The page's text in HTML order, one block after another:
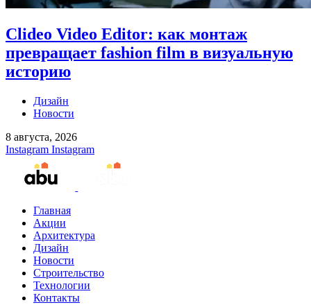
Clideo Video Editor: как монтаж
превращает fashion film в визуальную
историю
Дизайн
Новости
8 августа, 2026
Instagram Instagram
Главная
Акции
Архитектура
Дизайн
Новости
Строительство
Технологии
Контакты